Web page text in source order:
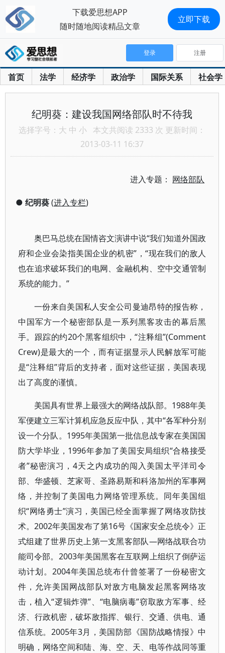
首页 法学 经济学 政治学 国际关系 社会学
登录 注册
纪明葵：建设我国网络部队时不待我
选择字号： 大 中 小 本文共阅读 2333 次 更新时间：
2013-03-11 16:37
进入专题： 网络部队
● 纪明葵(进入专栏)
奥巴马总统在国情咨文演讲中说“我们知道外国政
府和企业会染指美国企业的机密”，“现在我们的敌人
也在追求破坏我们的电网、金融机构、空中交通管制
系统的能力。”
一份来自美国私人安全公司曼迪昂特的报告称，
中国军方一个秘密部队是一系列黑客攻击的幕后黑
手。跟踪的约20个黑客组织中，“注释组”(Comment
Crew)是最大的一个，而有证据显示人民解放军可能
是“注释组”背后的支持者，面对这些证据，美国表现
出了高度的谨慎。
美国具有世界上最强大的网络战队部。1988年美
军便建立三军计算机应急反应中队，其中“各军种分别
设一个分队。1995年美国第一批信息战专家在美国国
防大学毕业，1996年参加了美国安局组织“合格接受
者”秘密演习，4天之内成功的闯入美国太平洋司令
部、华盛顿、芝家哥、圣路易斯和科洛加州的军事网
络，并控制了美国电力网络管理系统。同年美国组
织“网络勇士”演习，美国已经全面掌握了网络攻防技
术。2002年美国发布了第16号《国家安全总统令》正
式组建了世界历史上第一支黑客部队—网络战联合功
能司令部。2003年美国黑客在互联网上组织了倒萨运
动计划。2004年美国总统布什曾签署了一份秘密文
件，允许美国网战部队对敌方电脑发起黑客网络攻
击，植入“逻辑炸弹”、“电脑病毒”窃取敌方军事、经
济、行政机密，破坏敌指挥、银行、交通、供电、通
信系统。2005年3月，美国防部《国防战略情报》中
明确，网络空间和陆、海、空、天、电等作战同等重
下载爱思想APP
随时随地阅读精品文章
立即下载